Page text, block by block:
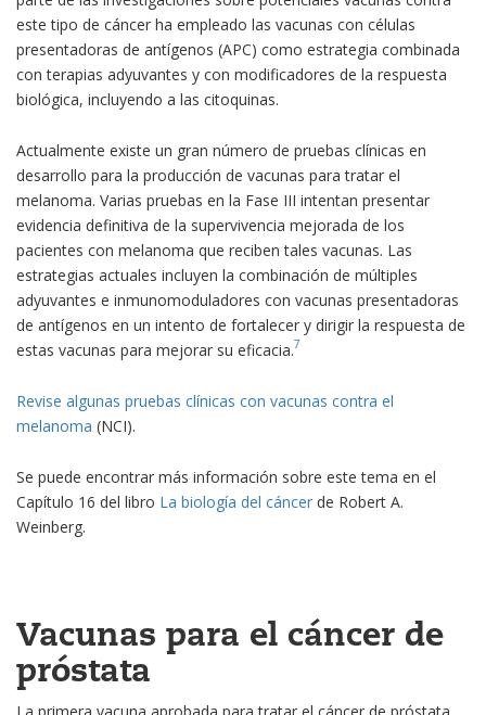
este tipo de cáncer ha empleado las vacunas con células
presentadoras de antígenos (APC) como estrategia combinada
con terapias adyuvantes y con modificadores de la respuesta
biológica, incluyendo a las citoquinas.
Actualmente existe un gran número de pruebas clínicas en
desarrollo para la producción de vacunas para tratar el
melanoma. Varias pruebas en la Fase III intentan presentar
evidencia definitiva de la supervivencia mejorada de los
pacientes con melanoma que reciben tales vacunas. Las
estrategias actuales incluyen la combinación de múltiples
adyuvantes e inmunomoduladores con vacunas presentadoras
de antígenos en un intento de fortalecer y dirigir la respuesta de
estas vacunas para mejorar su eficacia.7
Revise algunas pruebas clínicas con vacunas contra el
melanoma (NCI).
Se puede encontrar más información sobre este tema en el
Capítulo 16 del libro La biología del cáncer de Robert A.
Weinberg.
Vacunas para el cáncer de
próstata
La primera vacuna aprobada para tratar el cáncer de próstata